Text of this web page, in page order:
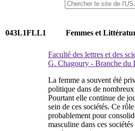
043L1FLL1 Femmes et
Faculté des lettres et des
G. Chagoury - Branche du
La femme a souvent été
politique dans de
Pourtant elle continue de
sein de ces sociétés. Ce
probablement pour
masculine dans ces